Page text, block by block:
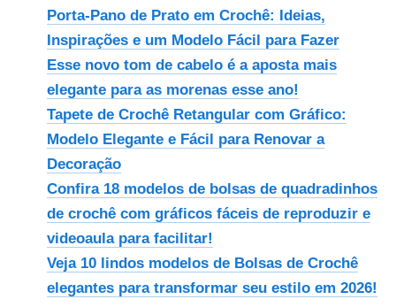
Porta-Pano de Prato em Crochê: Ideias,
Inspirações e um Modelo Fácil para Fazer
Esse novo tom de cabelo é a aposta mais
elegante para as morenas esse ano!
Tapete de Crochê Retangular com Gráfico:
Modelo Elegante e Fácil para Renovar a
Decoração
Confira 18 modelos de bolsas de quadradinhos
de crochê com gráficos fáceis de reproduzir e
videoaula para facilitar!
Veja 10 lindos modelos de Bolsas de Crochê
elegantes para transformar seu estilo em 2026!